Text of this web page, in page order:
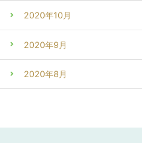
2020年10月
2020年9月
2020年8月